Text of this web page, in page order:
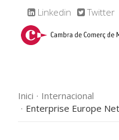
Linkedin Twitter
Inici
Internacional
Enterprise Europe